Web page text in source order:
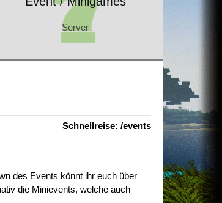
Server
Schnellreise: /events
des Events könnt ihr euch über
die Minievents, welche auch